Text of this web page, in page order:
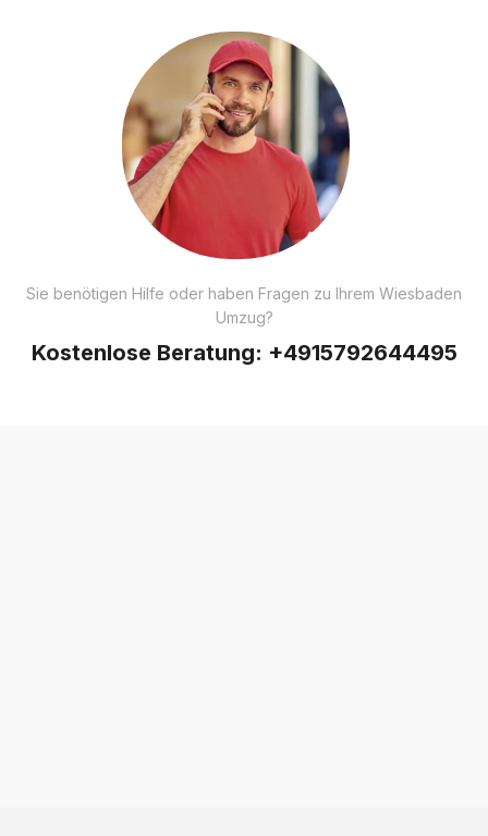
Sie benötigen Hilfe oder haben Fragen zu Ihrem Wiesbaden
Umzug?
Kostenlose Beratung: +4915792644495